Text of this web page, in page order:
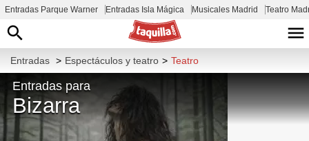
Entradas Parque Warner Entradas Isla Mágica Musicales Madrid Teatro
Entradas > Espectáculos y teatro > Teatro
Entradas para
Bizarra